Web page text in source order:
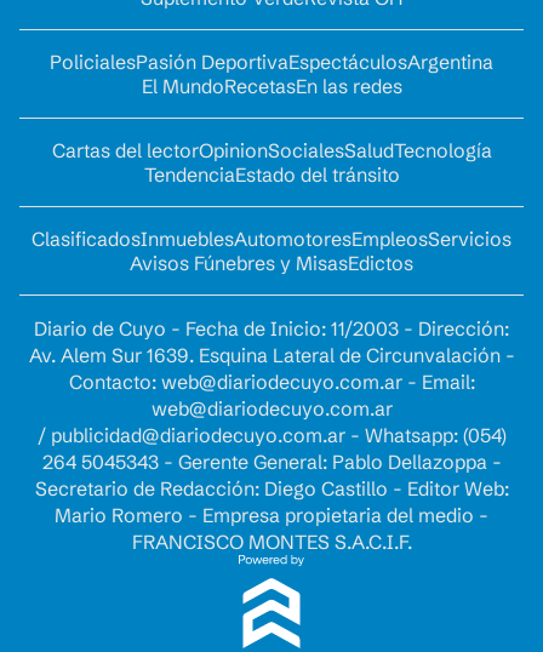
PolicialesPasión DeportivaEspectáculosArgentina
El MundoRecetasEn las redes
Cartas del lectorOpinionSocialesSaludTecnología
TendenciaEstado del tránsito
ClasificadosInmueblesAutomotoresEmpleosServicios
Avisos Fúnebres y MisasEdictos
Diario de Cuyo - Fecha de Inicio: 11/2003 - Dirección:
Av. Alem Sur 1639. Esquina Lateral de Circunvalación -
Contacto: web@diariodecuyo.com.ar- Email:
web@diariodecuyo.com.ar
/ publicidad@diariodecuyo.com.ar- Whatsapp: (054)
264 5045343 - Gerente General: Pablo Dellazoppa -
Secretario de Redacción: Diego Castillo - Editor Web:
Mario Romero - Empresa propietaria del medio -
FRANCISCO MONTES S.A.C.I.F.